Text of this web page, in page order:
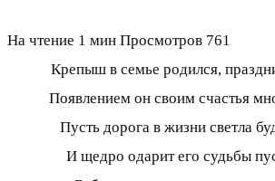
На чтение 1 мин Просмотров 761
Крепыш в семье родился,
Появлением он своим счастья
Пусть дорога в жизни светла
И щедро одарит его судьбы